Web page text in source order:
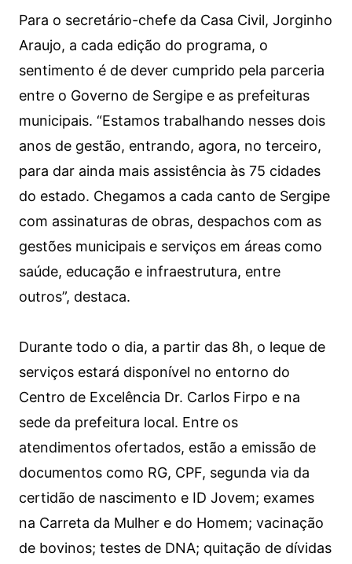
Para o secretário-chefe da Casa Civil, Jorginho
Araujo, a cada edição do programa, o
sentimento é de dever cumprido pela parceria
entre o Governo de Sergipe e as prefeituras
municipais. “Estamos trabalhando nesses dois
anos de gestão, entrando, agora, no terceiro,
para dar ainda mais assistência às 75 cidades
do estado. Chegamos a cada canto de Sergipe
com assinaturas de obras, despachos com as
gestões municipais e serviços em áreas como
saúde, educação e infraestrutura, entre
outros”, destaca.
Durante todo o dia, a partir das 8h, o leque de
serviços estará disponível no entorno do
Centro de Excelência Dr. Carlos Firpo e na
sede da prefeitura local. Entre os
atendimentos ofertados, estão a emissão de
documentos como RG, CPF, segunda via da
certidão de nascimento e ID Jovem; exames
na Carreta da Mulher e do Homem; vacinação
de bovinos; testes de DNA; quitação de dívidas